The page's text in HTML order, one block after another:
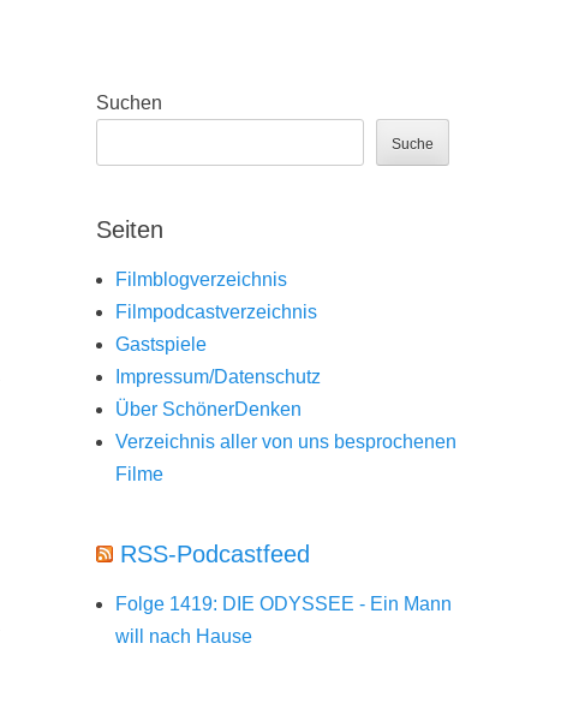
Suchen
Suche
Seiten
Filmblogverzeichnis
Filmpodcastverzeichnis
Gastspiele
Impressum/Datenschutz
Über SchönerDenken
Verzeichnis aller von uns besprochenen
Filme
RSS-Podcastfeed
Folge 1419: DIE ODYSSEE - Ein Mann
will nach Hause